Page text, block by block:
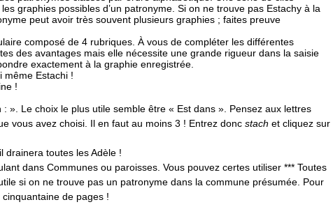
graphies possibles d’un patronyme. Si on ne trouve pas Estachy à la
peut avoir très souvent plusieurs graphies ; faites preuve
composé de 4 rubriques. À vous de compléter les différentes
des avantages mais elle nécessite une grande rigueur dans la saisie
exactement à la graphie enregistrée.
même Estachi !
!
». Le choix le plus utile semble être « Est dans ». Pensez aux lettres
vous avez choisi. Il en faut au moins 3 ! Entrez donc stach et cliquez sur
drainera toutes les Adèle !
dans Communes ou paroisses. Vous pouvez certes utiliser *** Toutes
si on ne trouve pas un patronyme dans la commune présumée. Pour
de pages !